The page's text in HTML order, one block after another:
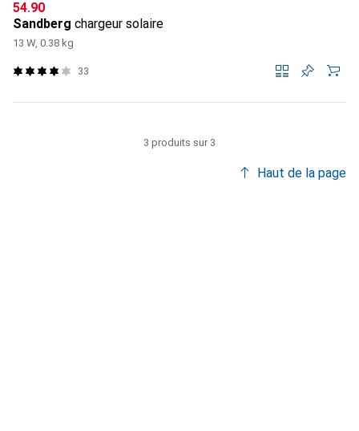
CHF
54.90
Sandberg chargeur solaire
13 W, 0.38 kg
33
3 produits sur 3
Haut de la page